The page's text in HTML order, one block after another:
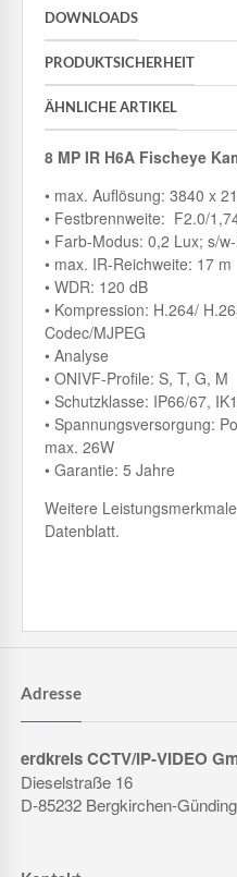
DOWNLOADS
PRODUKTSICHERHEIT
ÄHNLICHE ARTIKEL
8 MP IR H6A Fischeye
• max. Auflösung: 3840 x
• Festbrennweite: F2.0/
• Farb-Modus: 0,2 Lux; s/
• max. IR-Reichweite: 17 m
• WDR: 120 dB
• Kompression: H.264/
Codec/MJPEG
• Analyse
• ONIVF-Profile: S, T, G, M
• Schutzklasse: IP66/67,
• Spannungsversorgung:
max. 26W
• Garantie: 5 Jahre
Weitere
Datenblatt.
Adresse
erdkreis CCTV/IP-VIDEO
Dieselstraße 16
D-85232 Bergkirchen-Günding